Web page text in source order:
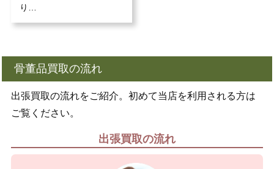
り…
骨董品買取の流れ
出張買取の流れをご紹介。初めて当店を利用される方は
ご覧ください。
出張買取の流れ